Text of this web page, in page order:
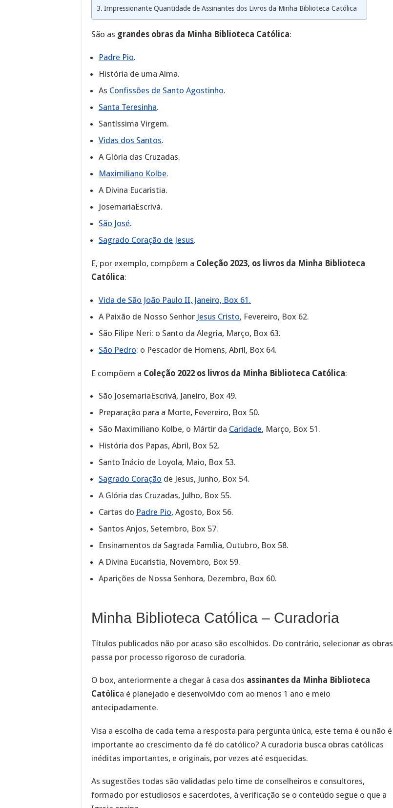
Impressionante Quantidade de Assinantes dos Livros da Minha Biblioteca Católica
São as grandes obras da Minha Biblioteca Católica:
Padre Pio.
História de uma Alma.
As Confissões de Santo Agostinho.
Santa Teresinha.
Santíssima Virgem.
Vidas dos Santos.
A Glória das Cruzadas.
Maximiliano Kolbe.
A Divina Eucaristia.
JosemariaEscrivá.
São José.
Sagrado Coração de Jesus.
E, por exemplo, compõem a Coleção 2023, os livros da Minha Biblioteca
Católica:
Vida de São João Paulo II, Janeiro, Box 61.
A Paixão de Nosso Senhor Jesus Cristo, Fevereiro, Box 62.
São Filipe Neri: o Santo da Alegria, Março, Box 63.
São Pedro: o Pescador de Homens, Abril, Box 64.
E compõem a Coleção 2022 os livros da Minha Biblioteca Católica:
São JosemariaEscrivá, Janeiro, Box 49.
Preparação para a Morte, Fevereiro, Box 50.
São Maximiliano Kolbe, o Mártir da Caridade, Março, Box 51.
História dos Papas, Abril, Box 52.
Santo Inácio de Loyola, Maio, Box 53.
Sagrado Coração de Jesus, Junho, Box 54.
A Glória das Cruzadas, Julho, Box 55.
Cartas do Padre Pio, Agosto, Box 56.
Santos Anjos, Setembro, Box 57.
Ensinamentos da Sagrada Família, Outubro, Box 58.
A Divina Eucaristia, Novembro, Box 59.
Aparições de Nossa Senhora, Dezembro, Box 60.
Minha Biblioteca Católica – Curadoria
Títulos publicados não por acaso são escolhidos. Do contrário, selecionar as obras
passa por processo rigoroso de curadoria.
O box, anteriormente a chegar à casa dos assinantes da Minha Biblioteca
Católica é planejado e desenvolvido com ao menos 1 ano e meio
antecipadamente.
Visa a escolha de cada tema a resposta para pergunta única, este tema é ou não é
importante ao crescimento da fé do católico? A curadoria busca obras católicas
inéditas importantes, e originais, por vezes até esquecidas.
As sugestões todas são validadas pelo time de conselheiros e consultores,
formado por estudiosos e sacerdotes, à verificação se o conteúdo segue o que a